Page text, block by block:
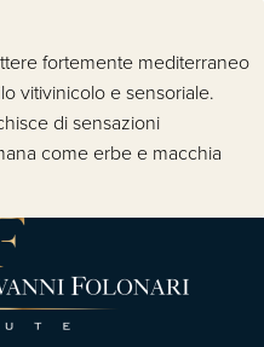
fortemente mediterraneo
vitivinicolo e sensoriale.
di sensazioni
come erbe e macchia